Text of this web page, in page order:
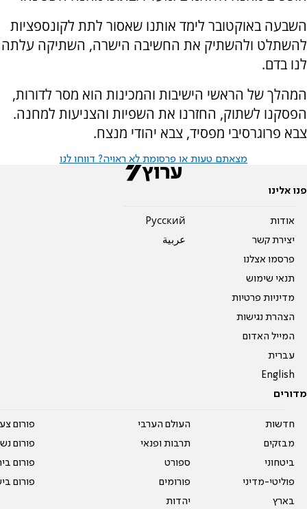
השבעה באוקטובר לימד אותנו שאסור לתת לקונספציות
להשתלט ולהשתיק את החשיבה הישרה, השתיקה עלתה
לנו בדם.
המהלך של הראשי הישיבות והמכינות הוא מסר לדורות,
הפסקנו לשתוק, החזרנו את השפיות והצניעות למחנה.
צבא פרוגרסיבי מפסיד, צבא יהודי מנצח.
מצאתם טעות או פרסומת לא ראויה? דווחו לנו
פנו אלינו
אודות
יצירת קשר
פרסמו אצלנו
תנאי שימוש
מדיניות פרטיות
הצהרת נגישות
המייל האדום
עברית
English
Pусский
عربية
מדורים
חדשות
מבזקים
ביטחוני
פוליטי-מדיני
בארץ
העולם הערבי
תרבות ופנאי
ספורט
פורומים
יהדות
פורום
פורום
פורום
פורום